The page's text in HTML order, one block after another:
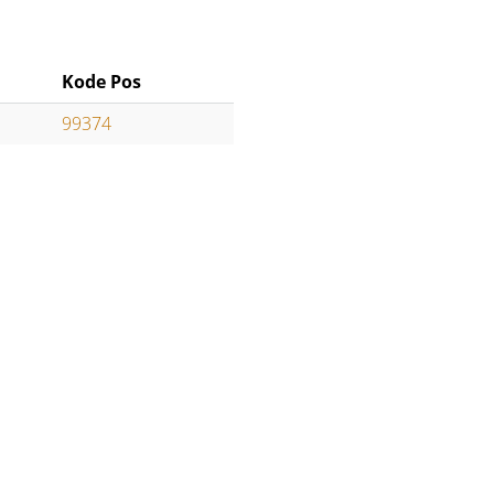
Kode Pos
99374